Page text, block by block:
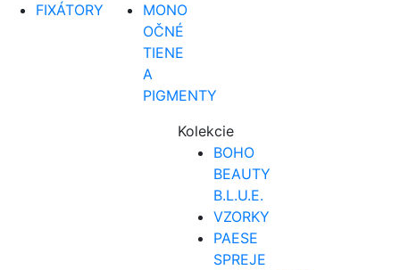
FIXÁTORY
MONO
OČNÉ
TIENE
A
PIGMENTY
Kolekcie
BOHO
BEAUTY
B.L.U.E.
VZORKY
PAESE
SPREJE